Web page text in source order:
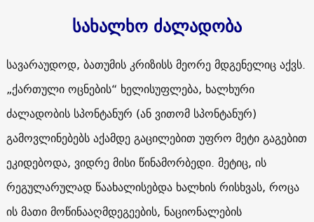
სახალხო ძალადობა
სავარაუდოდ, ბათუმის კრიზისს მეორე მდგენელიც აქვს.
„ქართული ოცნების“ ხელისუფლება, ხალხური
ძალადობის სპონტანურ (ან ვითომ სპონტანურ)
გამოვლინებებს აქამდე გაცილებით უფრო მეტი გაგებით
ეკიდებოდა, ვიდრე მისი წინამორბედი. მეტიც, ის
რეგულარულად წაახალისებდა ხალხის რისხვას, როცა
ის მათი მოწინააღმდეგეების, ნაციონალების